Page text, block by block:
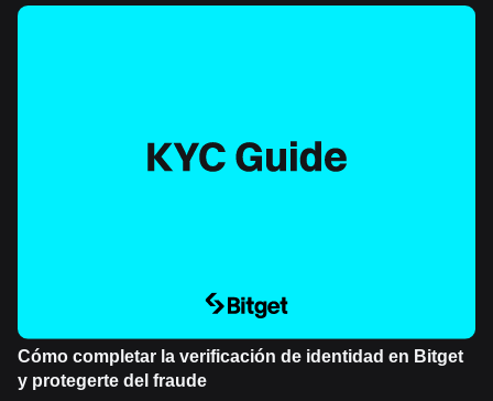
Cómo completar la verificación de identidad en Bitget
y protegerte del fraude